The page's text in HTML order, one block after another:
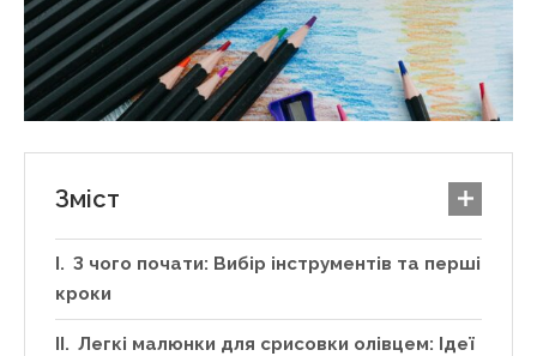
Зміст
З чого почати: Вибір інструментів та перші
кроки
Легкі малюнки для срисовки олівцем: Ідеї